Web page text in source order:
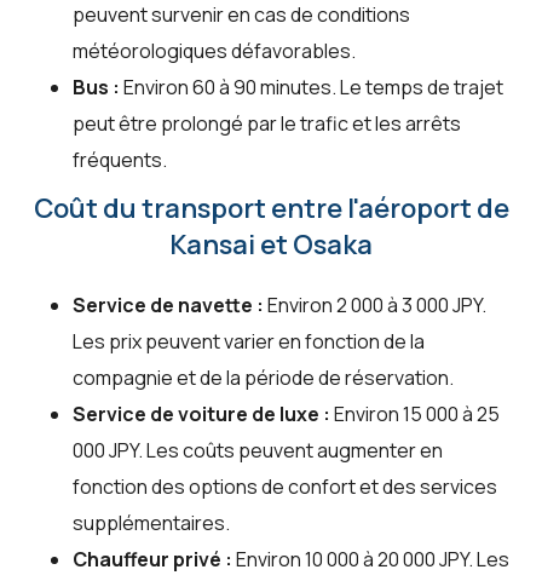
peuvent survenir en cas de conditions
météorologiques défavorables.
Bus : Environ 60 à 90 minutes. Le temps de trajet
peut être prolongé par le trafic et les arrêts
fréquents.
Coût du transport entre l'aéroport de
Kansai et Osaka
Service de navette : Environ 2 000 à 3 000 JPY.
Les prix peuvent varier en fonction de la
compagnie et de la période de réservation.
Service de voiture de luxe : Environ 15 000 à 25
000 JPY. Les coûts peuvent augmenter en
fonction des options de confort et des services
supplémentaires.
Chauffeur privé : Environ 10 000 à 20 000 JPY. Les